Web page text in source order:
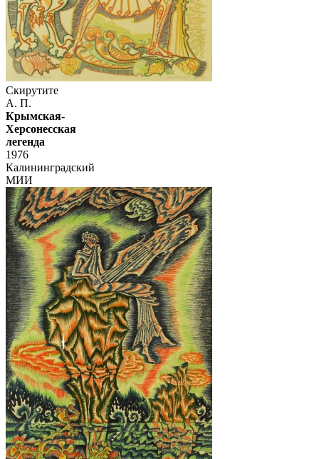
Скирутите
А. П.
Крымская-
Херсонесская
легенда
1976
Калининградский
МИИ